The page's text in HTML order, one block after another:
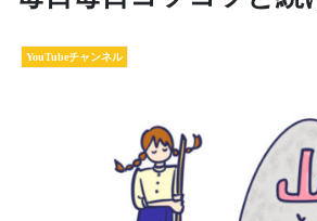
YouTubeチャンネル